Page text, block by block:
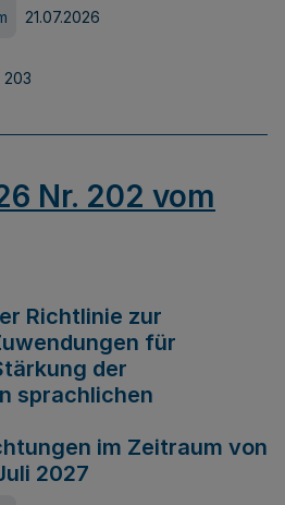
21.07.2026
203
Nr. 202 vom
Richtlinie zur
für
der
sprachlichen
im Zeitraum von
2027